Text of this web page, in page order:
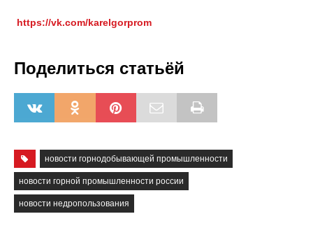
https://vk.com/karelgorprom
Поделиться статьёй
новости горнодобывающей промышленности
новости горной промышленности россии
новости недропользования